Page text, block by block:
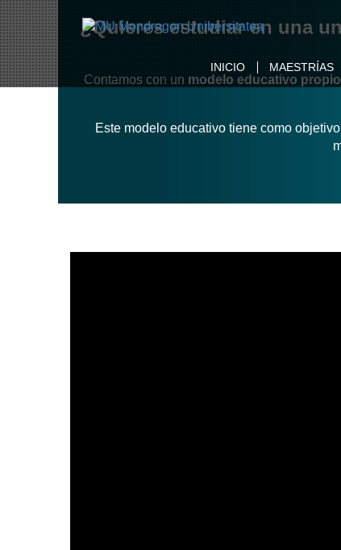
INICIO MAESTRÍAS
¿Quieres estudiar en una
Contamos con un modelo educativo propio
Este modelo educativo tiene como